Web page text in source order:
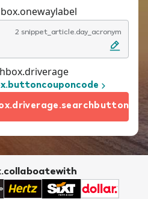
2 snippet_article.day_acronym